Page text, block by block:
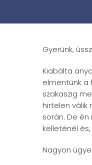
Gyerünk,
Kiabálta
elmentünk a
szakaszig
hirtelen válik
során. De
kelleténél
Nagyon